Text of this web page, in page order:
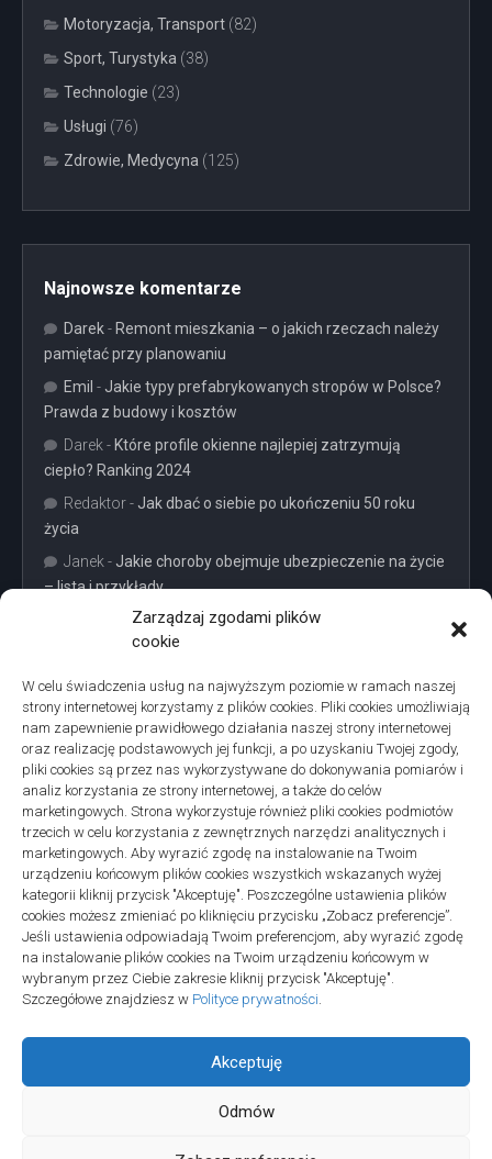
Zarządzaj zgodami plików
cookie
W celu świadczenia usług na najwyższym poziomie w ramach naszej
strony internetowej korzystamy z plików cookies. Pliki cookies umożliwiają
nam zapewnienie prawidłowego działania naszej strony internetowej
oraz realizację podstawowych jej funkcji, a po uzyskaniu Twojej zgody,
pliki cookies są przez nas wykorzystywane do dokonywania pomiarów i
analiz korzystania ze strony internetowej, a także do celów
marketingowych. Strona wykorzystuje również pliki cookies podmiotów
trzecich w celu korzystania z zewnętrznych narzędzi analitycznych i
marketingowych. Aby wyrazić zgodę na instalowanie na Twoim
urządzeniu końcowym plików cookies wszystkich wskazanych wyżej
kategorii kliknij przycisk "Akceptuję". Poszczególne ustawienia plików
cookies możesz zmieniać po kliknięciu przycisku „Zobacz preferencje”.
Jeśli ustawienia odpowiadają Twoim preferencjom, aby wyrazić zgodę
na instalowanie plików cookies na Twoim urządzeniu końcowym w
wybranym przez Ciebie zakresie kliknij przycisk "Akceptuję".
Szczegółowe znajdziesz w Polityce prywatności.
Akceptuję
Odmów
Motoryzacja, Transport (82)
Sport, Turystyka (38)
Technologie (23)
Usługi (76)
Zdrowie, Medycyna (125)
Najnowsze komentarze
Darek- Remont mieszkania – o jakich rzeczach należy
pamiętać przy planowaniu
Emil - Jakie typy prefabrykowanych stropów w Polsce?
Prawda z budowy i kosztów
Darek - Które profile okienne najlepiej zatrzymują
ciepło? Ranking 2024
Redaktor- Jak dbać o siebie po ukończeniu 50 roku
życia
Janek - Jakie choroby obejmuje ubezpieczenie na życie
– lista i przykłady
Projekty domów Podkarpacie
linki z nap